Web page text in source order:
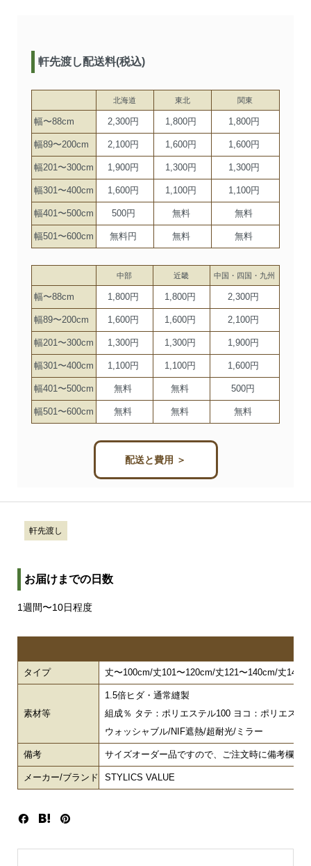
軒先渡し配送料(税込)
北海道 東北 関東
幅〜88cm 2,300円 1,800円 1,800円
幅89〜200cm 2,100円 1,600円 1,600円
幅201〜300cm 1,900円 1,300円 1,300円
幅301〜400cm 1,600円 1,100円 1,100円
幅401〜500cm 500円 無料 無料
幅501〜600cm 無料円 無料 無料
中部 近畿 中国・四国・九州
幅〜88cm 1,800円 1,800円 2,300円
幅89〜200cm 1,600円 1,600円 2,100円
幅201〜300cm 1,300円 1,300円 1,900円
幅301〜400cm 1,100円 1,100円 1,600円
幅401〜500cm 無料 無料 500円
幅501〜600cm 無料 無料 無料
配送と費用 ＞
軒先渡し
お届けまでの日数
1週間〜10日程度
タイプ 丈〜100cm/丈101〜120cm/丈121〜140cm/丈141
素材等
1.5倍ヒダ・通常縫製
組成％ タテ：ポリエステル100 ヨコ：ポリエステ
ウォッシャブル/NIF遮熱/超耐光/ミラー
備考 サイズオーダー品ですので、ご注文時に備考欄で
メーカー/ブランド STYLICS VALUE